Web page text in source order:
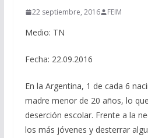
22 septiembre, 2016 FEIM
Medio: TN
Fecha: 22.09.2016
En la Argentina, 1 de cada 6
madre menor de 20 años, lo
deserción escolar. Frente a la
los más jóvenes y desterrar